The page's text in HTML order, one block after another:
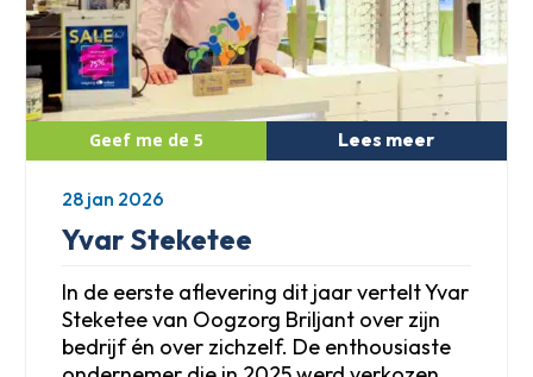
Yvar Steketee
In de eerste aflevering dit jaar vertelt Yvar
Steketee van Oogzorg Briljant over zijn
bedrijf én over zichzelf. De enthousiaste
Lees meer
28 jan 2026